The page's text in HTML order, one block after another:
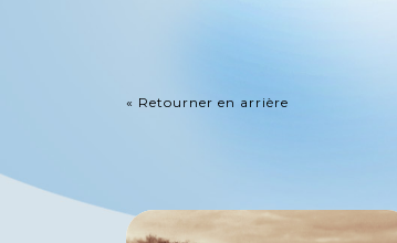
« Retourner en arrière